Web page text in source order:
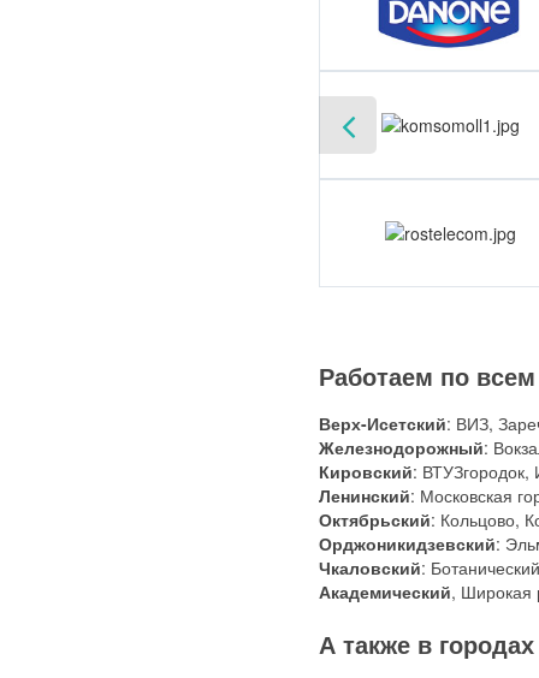
Работаем по
Верх-Исетский: ВИЗ,
Железнодорожный:
Кировский:
Ленинский: Московская
Октябрьский: Кольцово,
Орджоникидзевский:
Чкаловский:
Академический, Широкая
А также в